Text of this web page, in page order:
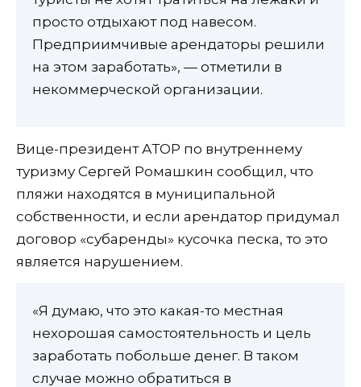
просто отдыхают под навесом.
Предприимчивые арендаторы решили
на этом заработать», — отметили в
некоммерческой организации.
Вице-президент АТОР по внутреннему
туризму Сергей Ромашкин сообщил, что
пляжи находятся в муниципальной
собственности, и если арендатор придумал
договор «субаренды» кусочка песка, то это
является нарушением.
«Я думаю, что это какая-то местная
нехорошая самостоятельность и цель
заработать побольше денег. В таком
случае можно обратиться в